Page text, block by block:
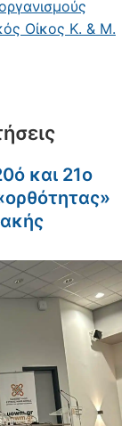
Οίκος Κ. & Μ.
και 21ο